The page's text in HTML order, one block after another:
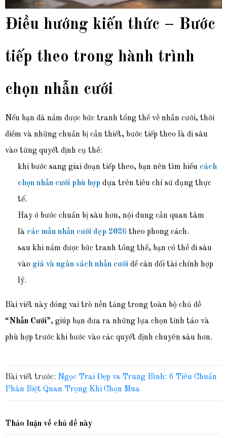
Điều hướng kiến thức – Bước
tiếp theo trong hành trình
chọn nhẫn cưới
Nếu bạn đã nắm được bức tranh tổng thể về nhẫn cưới, thời
điểm và những chuẩn bị cần thiết, bước tiếp theo là đi sâu
vào từng quyết định cụ thể:
khi bước sang giai đoạn tiếp theo, bạn nên tìm hiểu cách
chọn nhẫn cưới phù hợp dựa trên tiêu chí sử dụng thực
tế.
Hay ở bước chuẩn bị sâu hơn, nội dung cần quan tâm
là các mẫu nhẫn cưới đẹp 2026 theo phong cách.
sau khi nắm được bức tranh tổng thể, bạn có thể đi sâu
vào giá và ngân sách nhẫn cưới để cân đối tài chính hợp
lý.
Bài viết này đóng vai trò nền tảng trong toàn bộ chủ đề
“Nhẫn Cưới”, giúp bạn đưa ra những lựa chọn tỉnh táo và
phù hợp trước khi bước vào các quyết định chuyên sâu hơn.
Bài viết trước: Ngọc Trai Đẹp vs Trung Bình: 6 Tiêu Chuẩn
Phân Biệt Quan Trọng Khi Chọn Mua
Thảo luận về chủ đề này